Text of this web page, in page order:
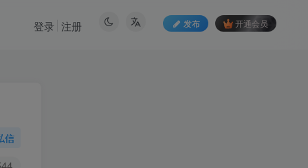
发布 开通会员
登录 注册
信